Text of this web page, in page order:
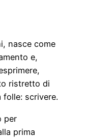
nasce come
e,
ristretto di
folle: scrivere.
per
prima